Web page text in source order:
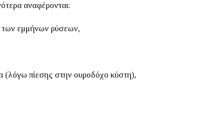
αναφέρονται:
των εμμήνων ρύσεων,
(λόγω πίεσης στην ουροδόχο κύστη),